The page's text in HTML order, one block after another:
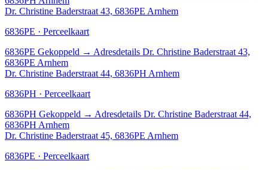
Dr. Christine Baderstraat 43, 6836PE Arnhem
6836PE · Perceelkaart
6836PE Gekoppeld → Adresdetails Dr. Christine Baderstraat 43,
6836PE Arnhem
Dr. Christine Baderstraat 44, 6836PH Arnhem
6836PH · Perceelkaart
6836PH Gekoppeld → Adresdetails Dr. Christine Baderstraat 44,
6836PH Arnhem
Dr. Christine Baderstraat 45, 6836PE Arnhem
6836PE · Perceelkaart